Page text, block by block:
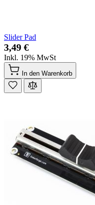
Slider Pad
3,49 €
Inkl. 19% MwSt
In den Warenkorb